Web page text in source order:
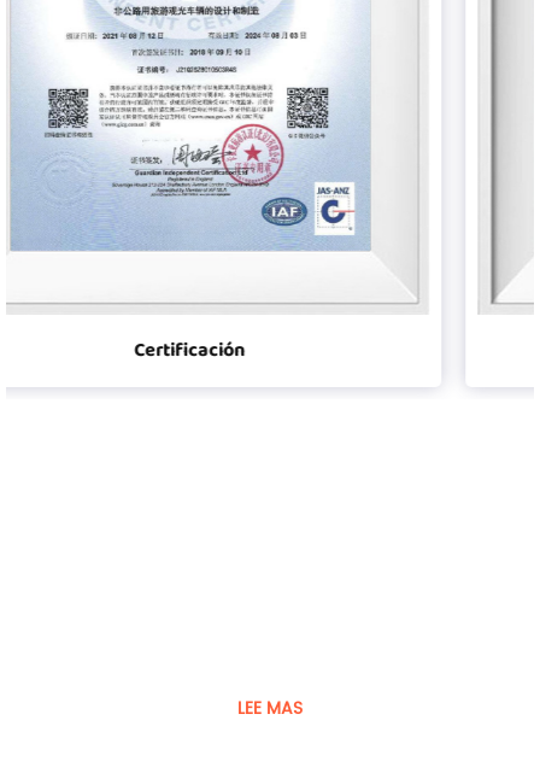
Certificación
LEE MAS